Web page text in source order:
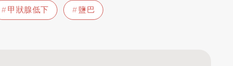
甲狀腺低下 鹽巴